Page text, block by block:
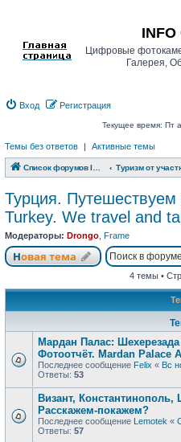
Цифровые
Галерея,
Вход Регистрация
Текущее время: Пт
Темы без ответов | Активные темы
Список форумов INFO CAM | Форум
Турция.
Turkey. We travel and
Модераторы: Drongo Frame
Новая тема
Новая тема
4 темы •
Мардан Палас: Шехерезада
Фотоотчёт. Mardan Palace
Последнее сообщение Felix « Вс
Ответы: 53
Визант, Константинополь,
Расскажем-покажем?
Последнее сообщение Lemotek «
Ответы: 57